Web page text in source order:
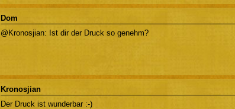
Dom
@Kronosjian: Ist dir der Druck so genehm?
Kronosjian
Der Druck ist wunderbar :-)